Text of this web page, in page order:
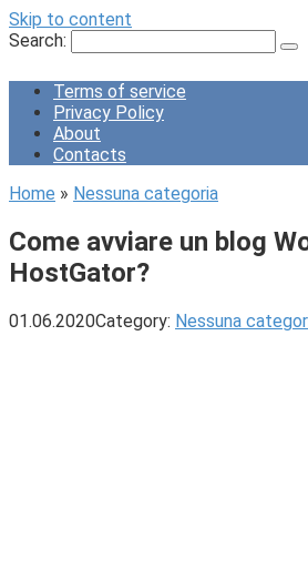
Skip to content
Search:
Terms of service
Privacy Policy
About
Contacts
Home » Nessuna categoria
Come avviare un blog
HostGator?
01.06.2020Category: Nessuna